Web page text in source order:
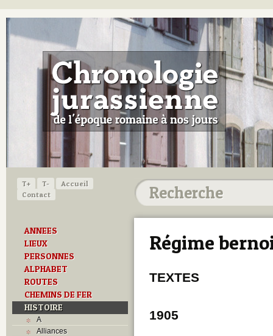
T+ T-
Accueil
Contact
ANNEES
LIEUX
PERSONNES
ALPHABET
ROUTES
CHEMINS DE FER
HISTOIRE
A
Alliances
Régime
TEXTES
1905